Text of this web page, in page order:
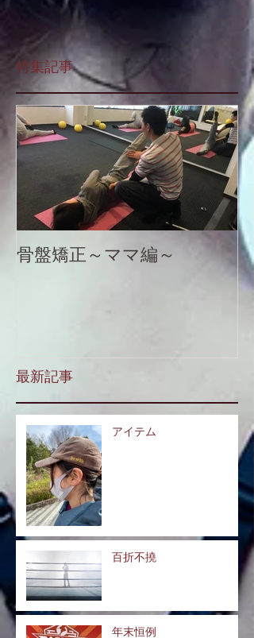
特集記事
骨盤矯正～ママ編～
最新記事
アイテム
百折不撓
年末恒例